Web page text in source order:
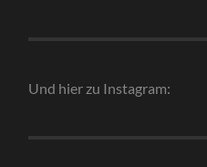
Und hier zu Instagram: